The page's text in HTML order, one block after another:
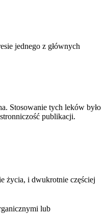
jednego z głównych
Stosowanie tych leków było
publikacji.
życia, i dwukrotnie częściej
lub